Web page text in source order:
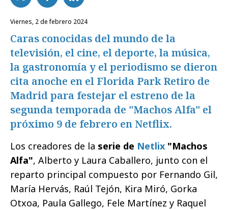
viernes, 2 de febrero 2024
Caras conocidas del mundo de la
televisión, el cine, el deporte, la música,
la gastronomía y el periodismo se dieron
cita anoche en el Florida Park Retiro de
Madrid para festejar el estreno de la
segunda temporada de "Machos Alfa" el
próximo 9 de febrero en Netflix.
Los creadores de la serie de Netlix "Machos
Alfa", Alberto y Laura Caballero, junto con el
reparto principal compuesto por Fernando Gil,
María Hervás, Raúl Tejón, Kira Miró, Gorka
Otxoa, Paula Gallego, Fele Martínez y Raquel